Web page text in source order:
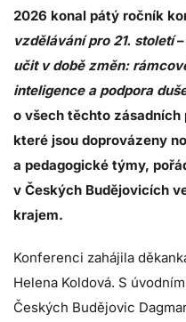
2026 konal pátý ročník
vzdělávání pro 21. století–
učit v době změn:
inteligence a podpora
o všech těchto
které jsou doprovázeny
a pedagogické týmy,
v Českých Budějovicích
krajem.
Konferenci zahájila
Helena Koldová. S
Českých Budějovic